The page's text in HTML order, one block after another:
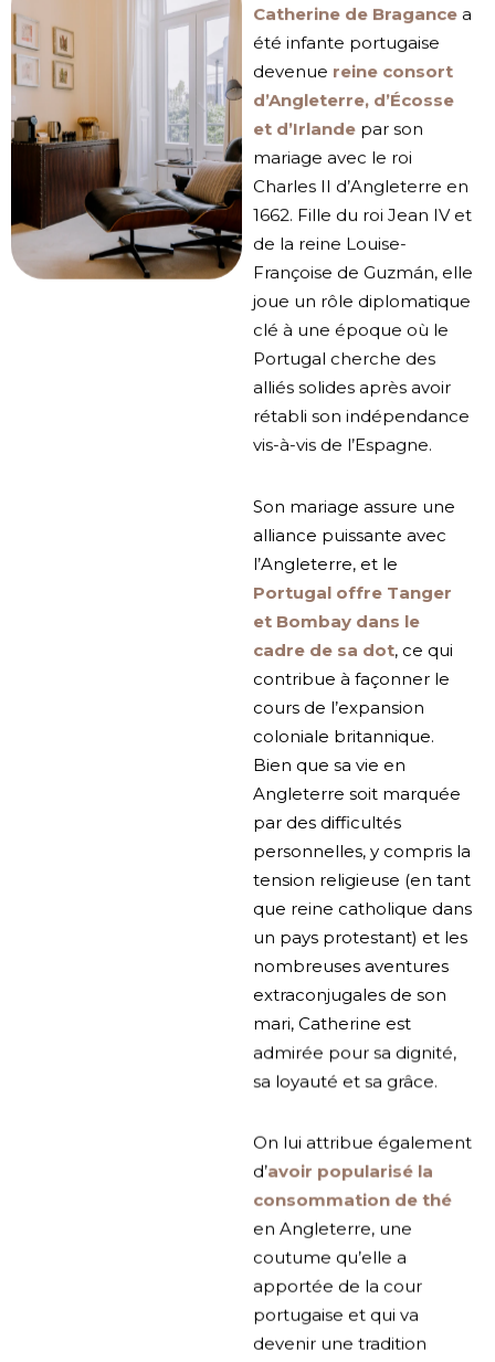
Catherine de Bragancea
été infante portugaise
devenue reine consort
d’Angleterre, d’Écosse
et d’Irlandepar son
mariage avec le roi
Charles II d’Angleterre en
1662. Fille du roi Jean IV et
de la reine Louise-
Françoise de Guzmán, elle
joue un rôle diplomatique
clé à une époque où le
Portugal cherche des
alliés solides après avoir
rétabli son indépendance
vis-à-vis de l’Espagne.
Son mariage assure une
alliance puissante avec
l’Angleterre, et le
Portugal offre Tanger
et Bombay dans le
cadre de sa dot, ce qui
contribue à façonner le
cours de l’expansion
coloniale britannique.
Bien que sa vie en
Angleterre soit marquée
par des difficultés
personnelles, y compris la
tension religieuse (en tant
que reine catholique dans
un pays protestant) et les
nombreuses aventures
extraconjugales de son
mari, Catherine est
admirée pour sa dignité,
sa loyauté et sa grâce.
On lui attribue également
d’avoir popularisé la
consommation de thé
en Angleterre, une
coutume qu’elle a
apportée de la cour
portugaise et qui va
devenir une tradition